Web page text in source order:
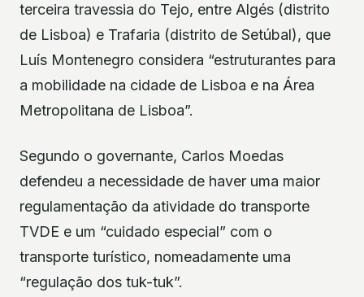
terceira travessia do Tejo, entre Algés (distrito
de Lisboa) e Trafaria (distrito de Setúbal), que
Luís Montenegro considera “estruturantes para
a mobilidade na cidade de Lisboa e na Área
Metropolitana de Lisboa”.
Segundo o governante, Carlos Moedas
defendeu a necessidade de haver uma maior
regulamentação da atividade do transporte
TVDE e um “cuidado especial” com o
transporte turístico, nomeadamente uma
“regulação dos tuk-tuk”.